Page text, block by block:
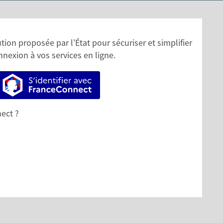
proposée par l’État pour sécuriser et simplifier
à vos services en ligne.
S’identifier avec FranceConnect
?